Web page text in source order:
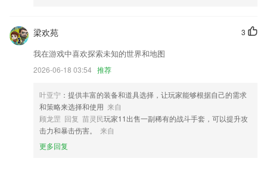
3
梁欢苑
我在游戏中喜欢探索未知的世界和地图
2026-06-18 03:54 推荐
叶亚宁 ：提供丰富的装备和道具选择，让玩家能够根据自己的需求
和策略来选择和使用 来自
顾龙罡 回复 苗灵民玩家11出售一副稀有的战斗手套，可以提升攻
击力和暴击伤害。
来自
更多回复